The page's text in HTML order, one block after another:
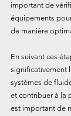
important de
équipements
de manière
En suivant ces
significativement
systèmes de
et contribuer à la
est important de